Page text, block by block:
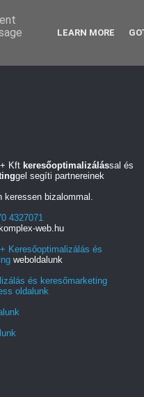
Kft keresőoptimalizálással és
gel segíti partnereinek
keressen bizalommal.
4327071
web.hu
Keresőoptimalizálás és
weboldalunk
és keresőmarketing
oldalunk
LEARN MORE